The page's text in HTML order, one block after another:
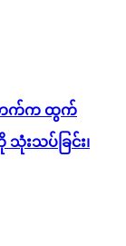
ာ်ဘက်က ထွက်
သုံးသပ်ခြင်း၊